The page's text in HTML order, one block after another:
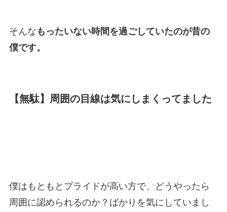
そんな もったいない時間を過ごしていたのが昔の
僕です。
【無駄】周囲の目線は気にしまくってました
僕はもともとプライドが高い方で、どうやったら
周囲に認められるのか？ばかりを気にしていまし